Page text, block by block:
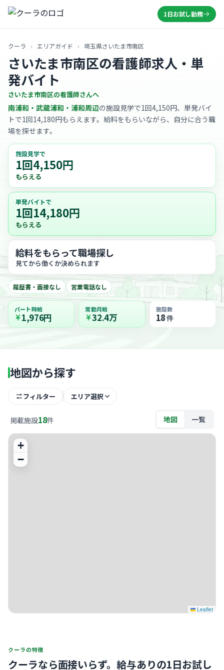
1日お試し勤務
クーラ › エリアガイド › 埼玉県さいたま市南区
さいたま市南区の看護師求人・単
発バイト
さいたま市南区の看護師さんへ
南浦和・武蔵浦和・浦和周辺の施設見学で1回4,150円、単発バイ
トで1回14,180円もらえます。給料をもらいながら、自分に合う職
場を探せます。
施設見学で
1回4,150円
もらえる
単発バイトで
1回14,180円
もらえる
給料をもらって職場探し
見てから働くか決められます
履歴書・面接なし 営業電話なし
パート時給
1,976円
常勤月給
32.4万
施設数
18件
地図から探す
フィルター エリア選択
掲載施設18件 地図 一覧
+
−
Leaflet
クーラの特徴
クーラなら面接いらず。 給与ありの1日お試し